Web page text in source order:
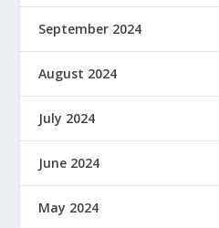
September 2024
August 2024
July 2024
June 2024
May 2024